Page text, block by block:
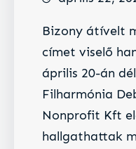
Bizony átívelt
címet viselő
április 20-án
Filharmónia
Nonprofit Kft
hallgathattak